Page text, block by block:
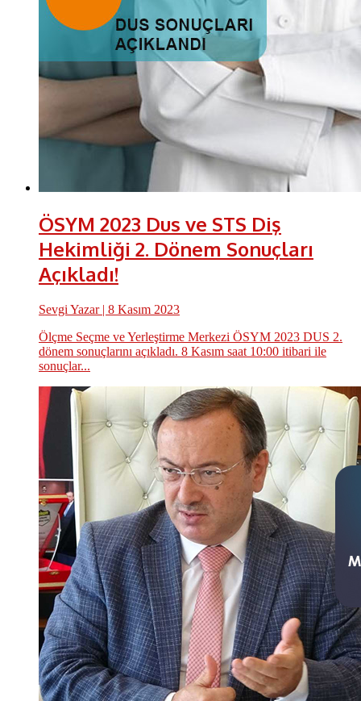
ÖSYM 2023 Dus ve STS Diş
Hekimliği 2. Dönem Sonuçları
Açıkladı!
Sevgi Yazar| 8 Kasım 2023
Ölçme Seçme ve Yerleştirme Merkezi ÖSYM 2023 DUS 2.
dönem sonuçlarını açıkladı. 8 Kasım saat 10:00 itibari ile
sonuçlar...